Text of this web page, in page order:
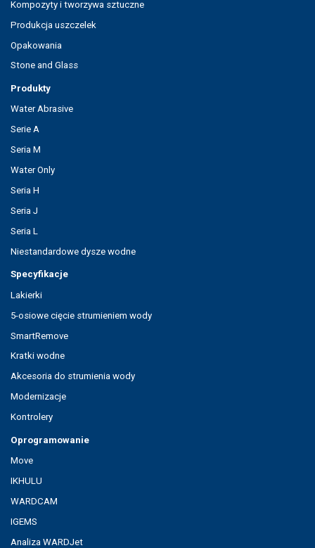
Kompozyty i tworzywa sztuczne
Produkcja uszczelek
Opakowania
Stone and Glass
Produkty
Water Abrasive
Serie A
Seria M
Water Only
Seria H
Seria J
Seria L
Niestandardowe dysze wodne
Specyfikacje
Lakierki
5-osiowe cięcie strumieniem wody
SmartRemove
Kratki wodne
Akcesoria do strumienia wody
Modernizacje
Kontrolery
Oprogramowanie
Move
IKHULU
WARDCAM
IGEMS
Analiza WARDJet